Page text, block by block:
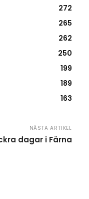
272
265
262
250
199
189
163
NÄSTA ARTIKEL
dagar i Färna